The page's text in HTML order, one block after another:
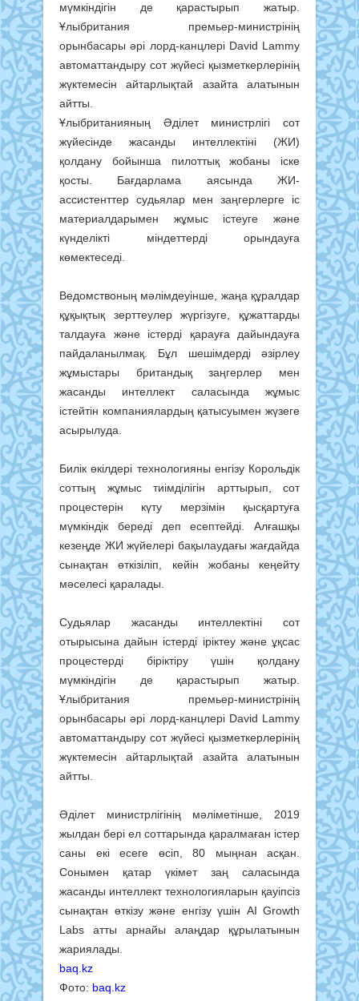
мүмкіндігін де қарастырып жатыр.
Ұлыбритания премьер-министрінің
орынбасары әрі лорд-канцлері David Lammy
автоматтандыру сот жүйесі қызметкерлерінің
жүктемесін айтарлықтай азайта алатынын
айтты.
Ұлыбританияның Әділет министрлігі сот
жүйесінде жасанды интеллектіні (ЖИ)
қолдану бойынша пилоттық жобаны іске
қосты. Бағдарлама аясында ЖИ-
ассистенттер судьялар мен заңгерлерге іс
материалдарымен жұмыс істеуге және
күнделікті міндеттерді орындауға
көмектеседі.
Ведомствоның мәлімдеуінше, жаңа құралдар
құқықтық зерттеулер жүргізуге, құжаттарды
талдауға және істерді қарауға дайындауға
пайдаланылмақ. Бұл шешімдерді әзірлеу
жұмыстары британдық заңгерлер мен
жасанды интеллект саласында жұмыс
істейтін компаниялардың қатысуымен жүзеге
асырылуда.
Билік өкілдері технологияны енгізу Корольдік
соттың жұмыс тиімділігін арттырып, сот
процестерін күту мерзімін қысқартуға
мүмкіндік береді деп есептейді. Алғашқы
кезеңде ЖИ жүйелері бақылаудағы жағдайда
сынақтан өткізіліп, кейін жобаны кеңейту
мәселесі қаралады.
Судьялар жасанды интеллектіні сот
отырысына дайын істерді іріктеу және ұқсас
процестерді біріктіру үшін қолдану
мүмкіндігін де қарастырып жатыр.
Ұлыбритания премьер-министрінің
орынбасары әрі лорд-канцлері David Lammy
автоматтандыру сот жүйесі қызметкерлерінің
жүктемесін айтарлықтай азайта алатынын
айтты.
Әділет министрлігінің мәліметінше, 2019
жылдан бері ел соттарында қаралмаған істер
саны екі есеге өсіп, 80 мыңнан асқан.
Сонымен қатар үкімет заң саласында
жасанды интеллект технологияларын қауіпсіз
сынақтан өткізу және енгізу үшін AI Growth
Labs атты арнайы алаңдар құрылатынын
жариялады.
baq.kz
Фото: baq.kz